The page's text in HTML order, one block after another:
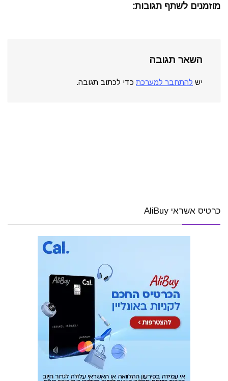
מוזמנים לשתף תגובות:
השאר תגובה
יש להתחבר למערכת כדי לכתוב תגובה.
כרטיס אשראי AliBuy